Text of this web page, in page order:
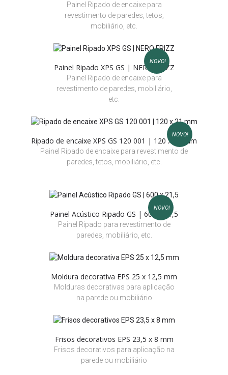
Painel Ripado de encaixe para
revestimento de paredes, tetos,
mobiliário, etc.
NOVO!
Painel Ripado XPS GS | NERO FRIZZ
Painel Ripado de encaixe para
revestimento de paredes, mobiliário,
etc.
NOVO!
Ripado de encaixe XPS GS 120 001 | 120 x 21 mm
Painel Ripado de encaixe para revestimento de
paredes, tetos, mobiliário, etc.
NOVO!
Painel Acústico Ripado GS | 600 x 21,5
Painel Ripado para revestimento de
paredes, mobiliário, etc.
Moldura decorativa EPS 25 x 12,5 mm
Molduras decorativas para aplicação
na parede ou mobiliário
Frisos decorativos EPS 23,5 x 8 mm
Frisos decorativos para aplicação na
parede ou mobiliário